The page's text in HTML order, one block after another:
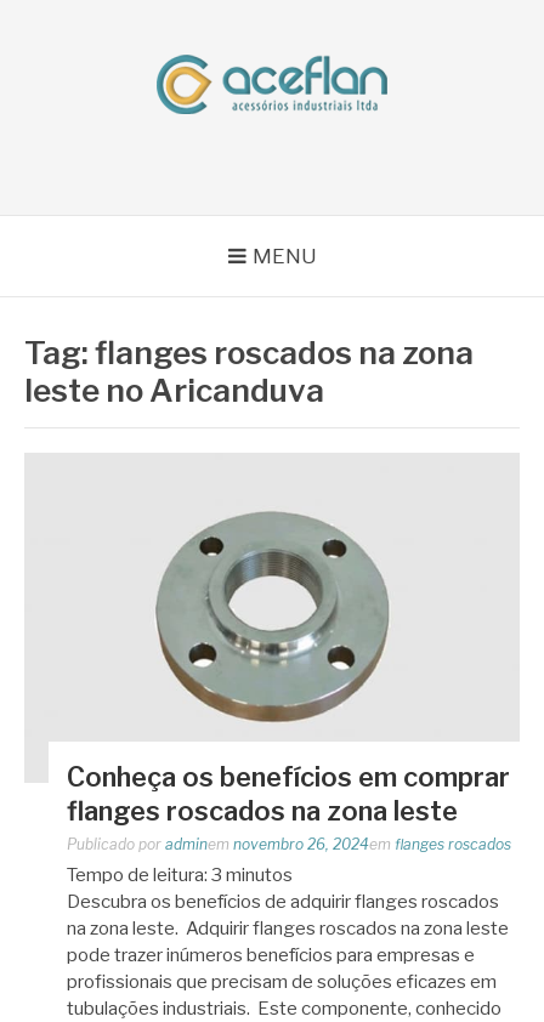
MENU
Tag:flanges roscados na zona
leste no Aricanduva
Conheça os benefícios em comprar
flanges roscados na zona leste
Publicado por adminem novembro 26, 2024em flanges roscados
Tempo de leitura: 3 minutos
Descubra os benefícios de adquirir flanges roscados
na zona leste. Adquirir flanges roscados na zona leste
pode trazer inúmeros benefícios para empresas e
profissionais que precisam de soluções eficazes em
tubulações industriais. Este componente, conhecido